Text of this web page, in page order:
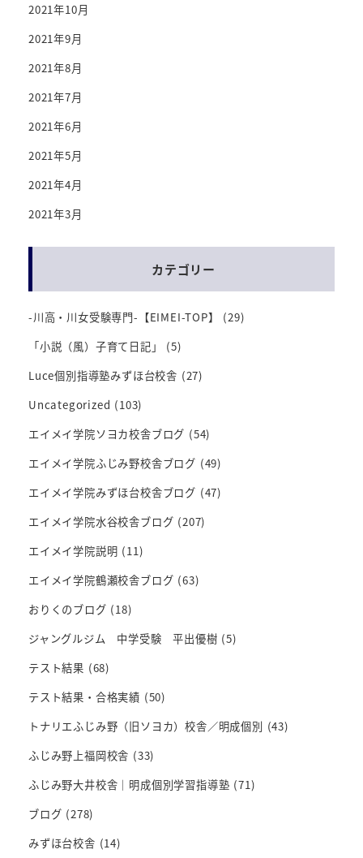
2021年10月
2021年9月
2021年8月
2021年7月
2021年6月
2021年5月
2021年4月
2021年3月
カテゴリー
-川高・川女受験専門-【EIMEI-TOP】
(29)
「小説（風）子育て日記」
(5)
Luce個別指導塾みずほ台校舎 (27)
Uncategorized (103)
エイメイ学院ソヨカ校舎ブログ (54)
エイメイ学院ふじみ野校舎ブログ (49)
エイメイ学院みずほ台校舎ブログ (47)
エイメイ学院水谷校舎ブログ (207)
エイメイ学院説明 (11)
エイメイ学院鶴瀬校舎ブログ (63)
おりくのブログ (18)
ジャングルジム 中学受験 平出優樹 (5)
テスト結果 (68)
テスト結果・合格実績 (50)
トナリエふじみ野（旧ソヨカ）校舎／明成個別 (43)
ふじみ野上福岡校舎 (33)
ふじみ野大井校舎｜明成個別学習指導塾 (71)
ブログ (278)
みずほ台校舎 (14)